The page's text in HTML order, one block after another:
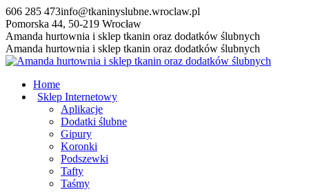
Przewiń
do
zawartości
606 285 473info@tkaninyslubne.wroclaw.pl
Pomorska 44, 50-219 Wrocław
Facebook
page
opens
new
window
Amanda hurtownia i sklep tkanin oraz dodatków ślubnych
Amanda hurtownia i sklep tkanin oraz dodatków ślubnych
Home
Sklep Internetowy
Aplikacje
Dodatki ślubne
Gipury
Koronki
Podszewki
Tafty
Taśmy